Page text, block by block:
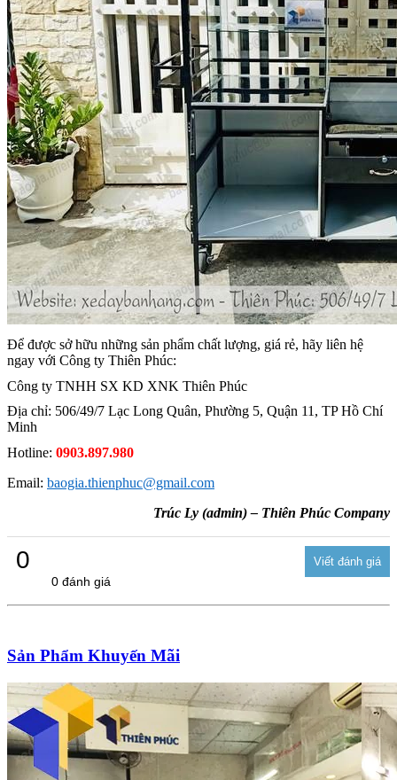
Để được sở hữu những sản phẩm chất lượng, giá rẻ, hãy liên hệ
ngay với Công ty Thiên Phúc:
Công ty TNHH SX KD XNK Thiên Phúc
Địa chỉ: 506/49/7 Lạc Long Quân, Phường 5, Quận 11, TP Hồ Chí
Minh
Hotline: 0903.897.980
Email: baogia.thienphuc@gmail.com
Trúc Ly (admin) – Thiên Phúc Company
0
0 đánh giá
Sản Phẩm Khuyến Mãi